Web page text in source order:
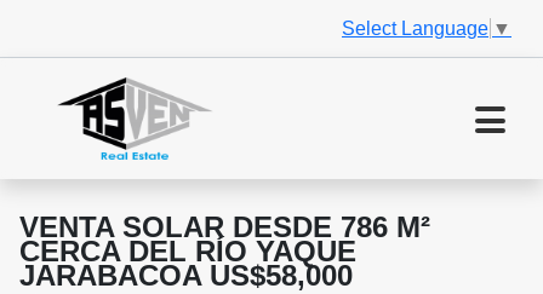
Select Language ▼
VENTA SOLAR DESDE 786 M²
CERCA DEL RÍO YAQUE
JARABACOA US$58,000